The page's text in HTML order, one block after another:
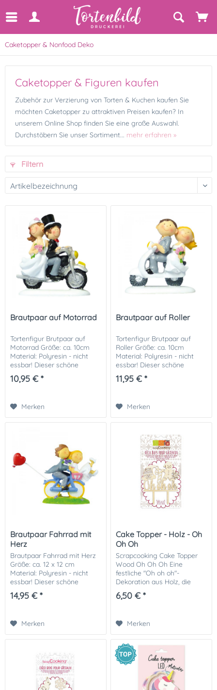
Caketopper & Nonfood Deko
Caketopper & Figuren kaufen
Zubehör zur Verzierung von Torten & Kuchen kaufen Sie
möchten Caketopper zu attraktiven Preisen kaufen? In
unserem Online Shop finden Sie eine große Auswahl.
Durchstöbern Sie unser Sortiment... mehr erfahren »
Filtern
Brautpaar auf Motorrad
Tortenfigur Brutpaar auf
Motorrad Größe: ca. 10cm
Material: Polyresin - nicht
essbar! Dieser schöne
Tortentopper ist perfekt zum
Dekorieren von
dekorative...
10,95 € *
Merken
Brautpaar auf Roller
Tortenfigur Brutpaar auf
Roller Größe: ca. 10cm
Material: Polyresin - nicht
essbar! Dieser schöne
Tortentopper ist perfekt zum
Dekorieren von
dekorative...
11,95 € *
Merken
Brautpaar Fahrrad mit
Herz
Brautpaar Fahrrad mit Herz
Größe: ca. 12 x 12 cm
Material: Polyresin - nicht
essbar! Dieser schöne
Tortentopper ist perfekt zum
Dekorieren von
dekorative...
14,95 € *
Merken
Cake Topper - Holz - Oh
Oh Oh
Scrapcooking Cake Topper
Wood Oh Oh Oh Eine
festliche "Oh oh oh"-
Dekoration aus Holz, die
Ihrem Dessert oder Kuchen
das gewisse Etwas verleiht!
Nicht...
6,50 € *
Merken